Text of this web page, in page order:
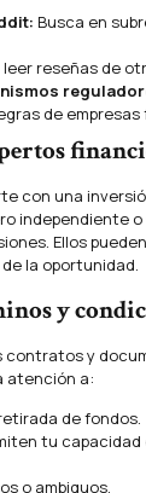
Busca en
leer reseñas de
de
con una
independiente o
Ellos
la oportunidad.
y
contratos y
atención a:
de fondos.
tu
o ambiguos.